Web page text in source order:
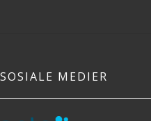
SOSIALE MEDIER